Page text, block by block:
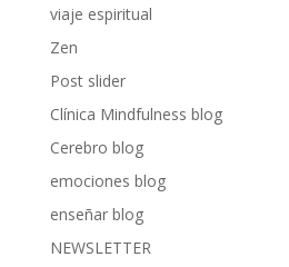
viaje espiritual
Zen
Post slider
Clínica Mindfulness blog
Cerebro blog
emociones blog
enseñar blog
NEWSLETTER